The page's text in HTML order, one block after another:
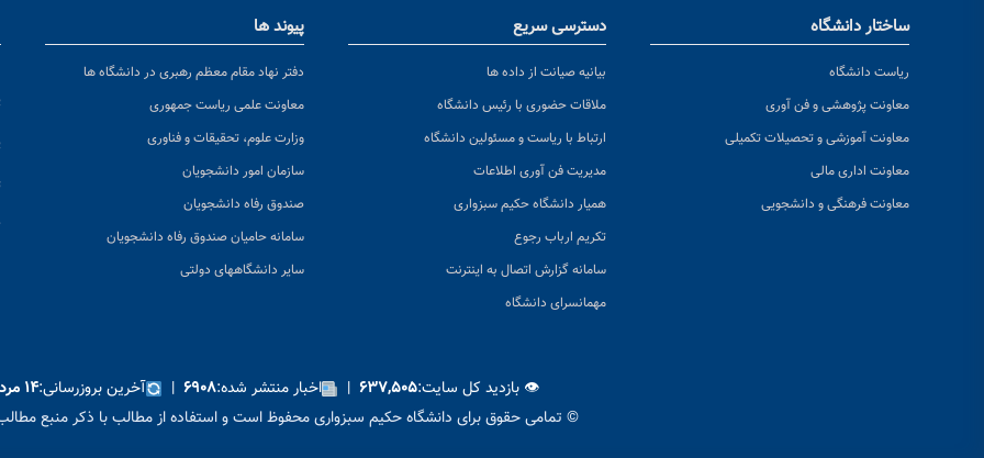
ساختار دانشگاه
ریاست دانشگاه
معاونت پژوهشی و فن آوری
معاونت آموزشی و تحصیلات تکمیلی
معاونت اداری مالی
معاونت فرهنگی و دانشجویی
دسترسی سریع
بیانیه صیانت از داده ها
ملاقات حضوری با رئیس دانشگاه
ارتباط با ریاست و مسئولین دانشگاه
مدیریت فن آوری اطلاعات
همیار دانشگاه حکیم سبزواری
تکریم ارباب رجوع
سامانه گزارش اتصال به اینترنت
مهمانسرای دانشگاه
پیوند ها
دفتر نهاد مقام معظم رهبری در دانشگاه ها
معاونت علمی ریاست جمهوری
وزارت علوم، تحقیقات و فناوری
سازمان امور دانشجویان
صندوق رفاه دانشجویان
سامانه حامیان صندوق رفاه دانشجویان
سایر دانشگاههای دولتی
👁 بازدید کل سایت:۶۳۷,۵۰۵ | اخبار منتشر شده:۶۹۰۸ | آخرین بروزرسانی:۱۴ مرداد ۱۴۰۵
© تمامی حقوق برای دانشگاه حکیم سبزواری محفوظ است و استفاده از مطالب با ذکر منبع